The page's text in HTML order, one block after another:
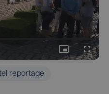
reportage